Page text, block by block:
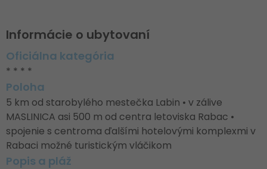
Informácie o ubytovaní
Oficiálna kategória
* * * *
Poloha
5 km od starobylého mestečka Labin • v zálive
MASLINICA asi 500 m od centra letoviska Rabac •
spojenie s centroma ďalšími hotelovými komplexmi v
Rabaci možné turistickým vláčikom
Popis a pláž